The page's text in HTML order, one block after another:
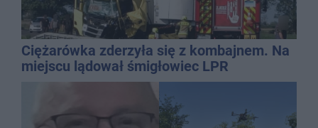
Ciężarówka zderzyła się z kombajnem. Na
miejscu lądował śmigłowiec LPR